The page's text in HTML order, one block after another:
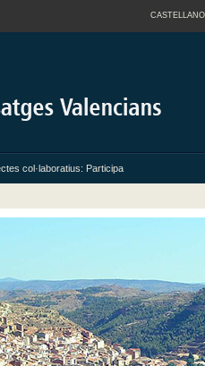
CASTELLANO
col·laboratius: Participa